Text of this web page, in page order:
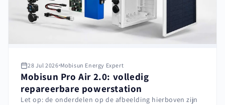
28 Jul 2026 Mobisun Energy Expert
Mobisun Pro Air 2.0: volledig
repareerbare powerstation
Let op: de onderdelen op de afbeelding hierboven zijn